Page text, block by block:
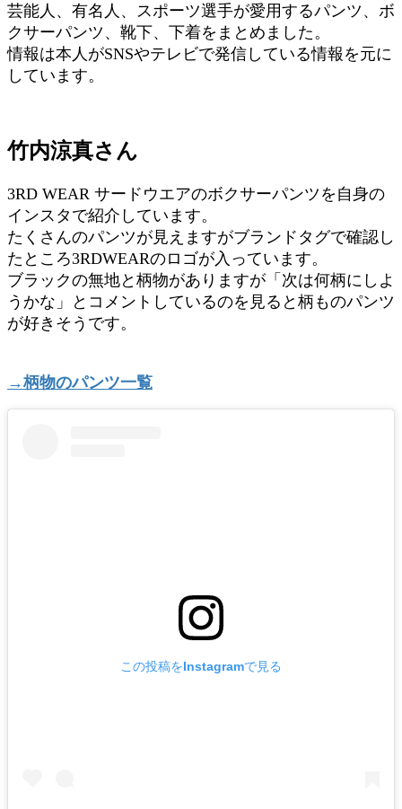
芸能人、有名人、スポーツ選手が愛用するパンツ、ボ
クサーパンツ、靴下、下着をまとめました。
情報は本人がSNSやテレビで発信している情報を元に
しています。
竹内涼真さん
3RD WEAR サードウエアのボクサーパンツを自身の
インスタで紹介しています。
たくさんのパンツが見えますがブランドタグで確認し
たところ3RDWEARのロゴが入っています。
ブラックの無地と柄物がありますが「次は何柄にしよ
うかな」とコメントしているのを見ると柄ものパンツ
が好きそうです。
→柄物のパンツ一覧
この投稿をInstagramで見る